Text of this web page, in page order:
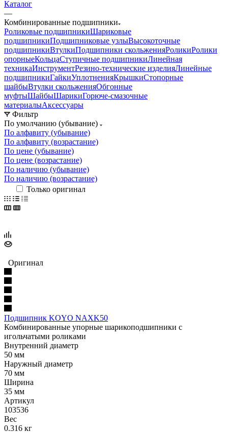
Каталог
—
Комбинированные подшипники
Роликовые подшипникиШариковые
подшипникиПодшипниковые узлыВысокоточные
подшипникиВтулкиПодшипники скольженияРоликиРолики
опорныеКольцаСтупичные подшипникиЛинейная
техникаИнструментРезино-технические изделияЛинейные
подшипникиГайкиУплотненияКрышкиСтопорные
шайбыВтулки скольженияОбгонные
муфтыШайбыШарикиГорюче-смазочные
материалыАксессуары
Фильтр
По умолчанию (убывание)
По алфавиту (убывание)
По алфавиту (возрастание)
По цене (убывание)
По цене (возрастание)
По наличию (убывание)
По наличию (возрастание)
Только оригинал
Оригинал
Подшипник KOYO NAXK50
Комбинированные упорные шарикоподшипники с
игольчатыми роликами
Внутренний диаметр
50 мм
Наружный диаметр
70 мм
Ширина
35 мм
Артикул
103536
Вес
0.316 кг